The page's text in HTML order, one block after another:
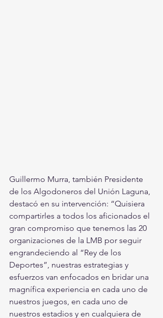
Guillermo Murra, también Presidente
de los Algodoneros del Unión Laguna,
destacó en su intervención: “Quisiera
compartirles a todos los aficionados el
gran compromiso que tenemos las 20
organizaciones de la LMB por seguir
engrandeciendo al “Rey de los
Deportes”, nuestras estrategias y
esfuerzos van enfocados en bridar una
magnífica experiencia en cada uno de
nuestros juegos, en cada uno de
nuestros estadios y en cualquiera de